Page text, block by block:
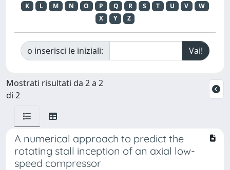
K
L M N O P Q R S T U V
W
X
Y Z
o inserisci le iniziali:
Mostrati risultati da 2 a 2
di 2
A numerical approach to predict the
rotating stall inception of an axial low-
speed compressor